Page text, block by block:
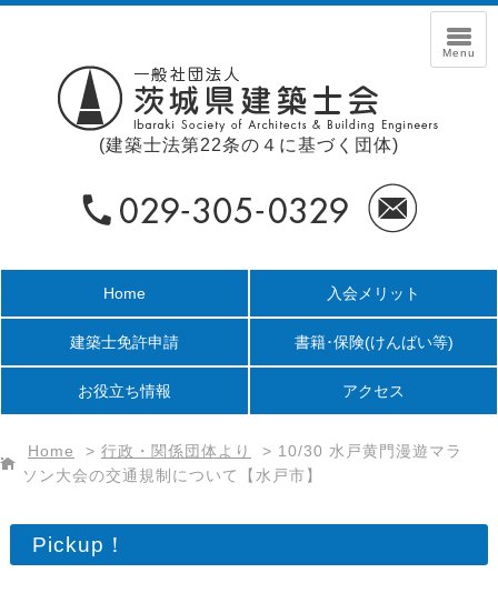
(建築士法第22条の４に基づく団体)
Home 入会メリット
建築士免許申請 書籍･保険(けんばい等)
お役立ち情報 アクセス
Home > 行政・関係団体より > 10/30 水戸黄門漫遊マラ
ソン大会の交通規制について【水戸市】
Pickup！